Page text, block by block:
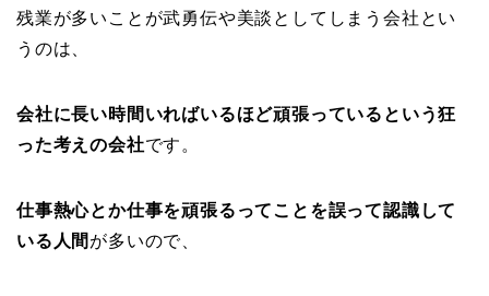
残業が多いことが武勇伝や美談としてしまう会社とい
うのは、
会社に長い時間いればいるほど頑張っているという狂
った考えの会社です。
仕事熱心とか仕事を頑張るってことを誤って認識して
いる人間 が多いので、